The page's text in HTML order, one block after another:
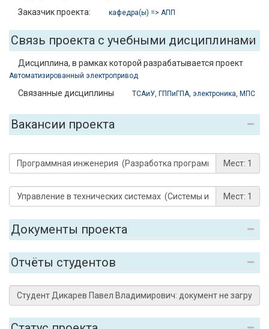
Заказчик проекта: кафедра(ы) => АПП
Связь проекта с учебными дисциплинами
Дисциплина, в рамках которой разрабатывается проект
Автоматизированный электропривод
Связанные дисциплины ТСАиУ, ГППиГПА, электроника, МПС
Вакансии проекта
Мест: 1
Мест: 1
Документы проекта
Отчёты студентов